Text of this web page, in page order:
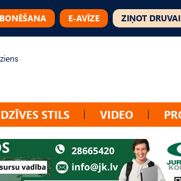
E-AVĪZE ZIŅOT DRUVAI
DZĪVES STILS VIDEO